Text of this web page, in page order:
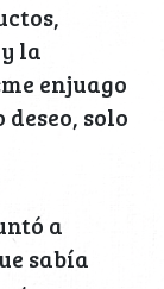
la
enjuago
solo
a
sabía